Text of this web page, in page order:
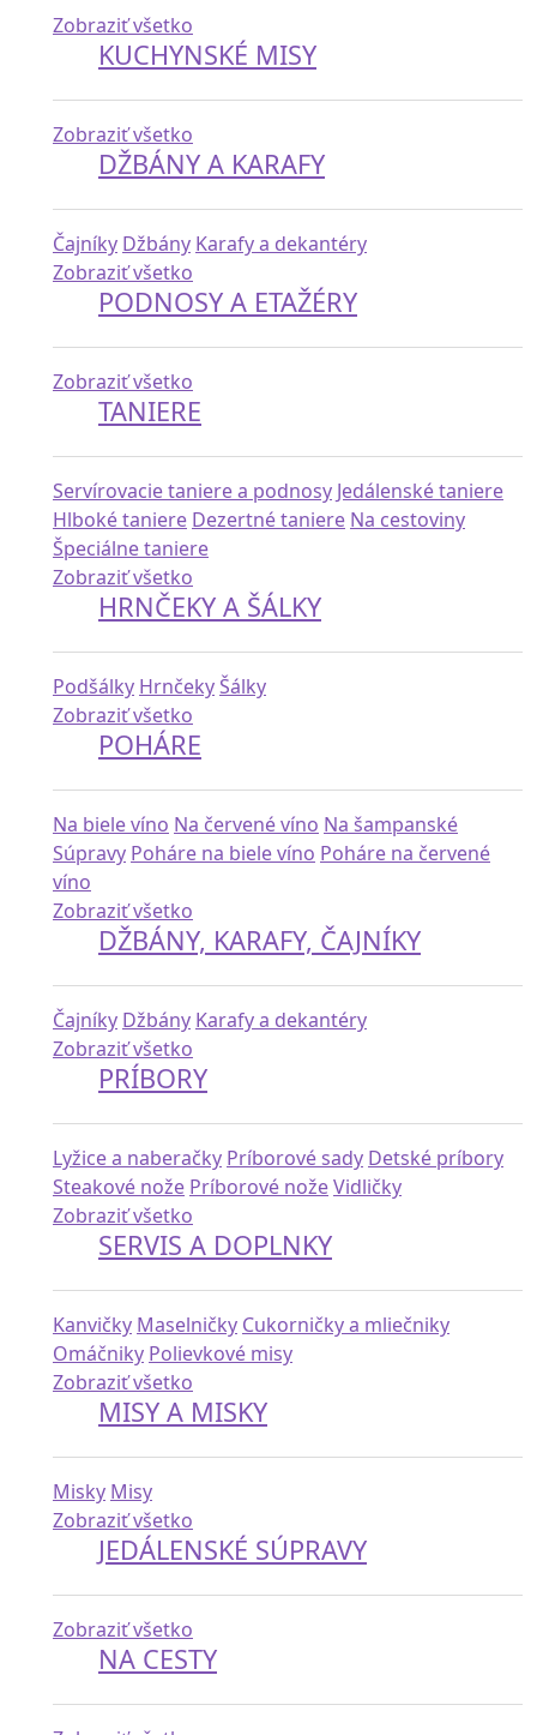
Zobraziť všetko
KUCHYNSKÉ MISY
Zobraziť všetko
DŽBÁNY A KARAFY
Čajníky Džbány Karafy a dekantéry
Zobraziť všetko
PODNOSY A ETAŽÉRY
Zobraziť všetko
TANIERE
Servírovacie taniere a podnosy Jedálenské taniere
Hlboké taniere Dezertné taniere Na cestoviny
Špeciálne taniere
Zobraziť všetko
HRNČEKY A ŠÁLKY
Podšálky HrnčekyŠálky
Zobraziť všetko
POHÁRE
Na biele víno Na červené víno Na šampanské
Súpravy Poháre na biele víno Poháre na červené
víno
Zobraziť všetko
DŽBÁNY, KARAFY, ČAJNÍKY
Čajníky Džbány Karafy a dekantéry
Zobraziť všetko
PRÍBORY
Lyžice a naberačky Príborové sady Detské príbory
Steakové nože Príborové nožeVidličky
Zobraziť všetko
SERVIS A DOPLNKY
Kanvičky Maselničky Cukorničky a mliečniky
Omáčniky Polievkové misy
Zobraziť všetko
MISY A MISKY
Misky Misy
Zobraziť všetko
JEDÁLENSKÉ SÚPRAVY
Zobraziť všetko
NA CESTY